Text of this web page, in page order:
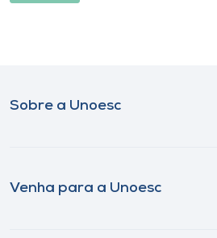
Sobre a Unoesc
Venha para a Unoesc